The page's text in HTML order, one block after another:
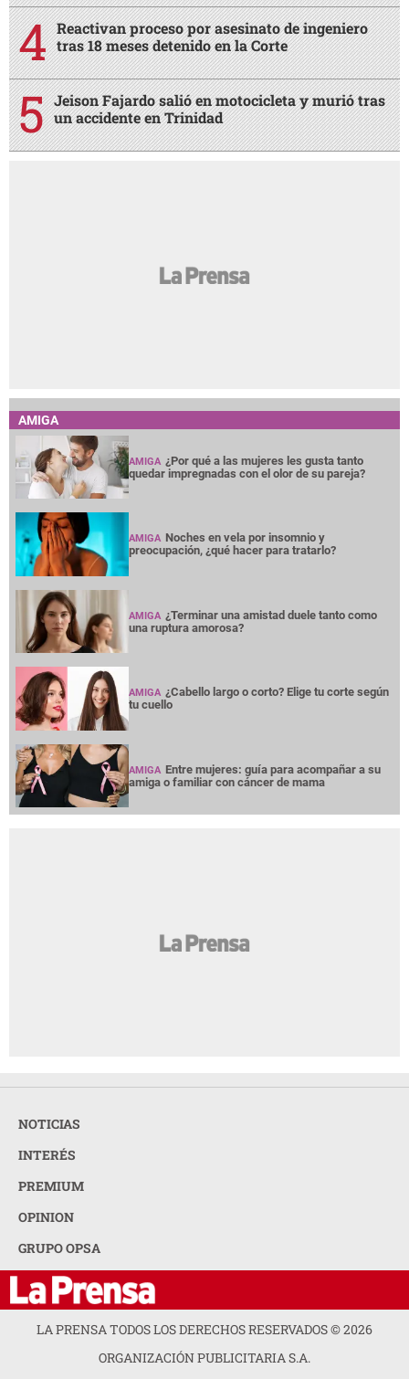
Reactivan proceso por asesinato de ingeniero
tras 18 meses detenido en la Corte
Jeison Fajardo salió en motocicleta y murió tras
un accidente en Trinidad
AMIGA
AMIGA ¿Por qué a las mujeres les gusta tanto
quedar impregnadas con el olor de su pareja?
AMIGA Noches en vela por insomnio y
preocupación, ¿qué hacer para tratarlo?
AMIGA ¿Terminar una amistad duele tanto como
una ruptura amorosa?
AMIGA ¿Cabello largo o corto? Elige tu corte según
tu cuello
AMIGA Entre mujeres: guía para acompañar a su
amiga o familiar con cáncer de mama
NOTICIAS
INTERÉS
PREMIUM
OPINION
GRUPO OPSA
LA PRENSA TODOS LOS DERECHOS RESERVADOS ©2026
ORGANIZACIÓN PUBLICITARIA S.A.